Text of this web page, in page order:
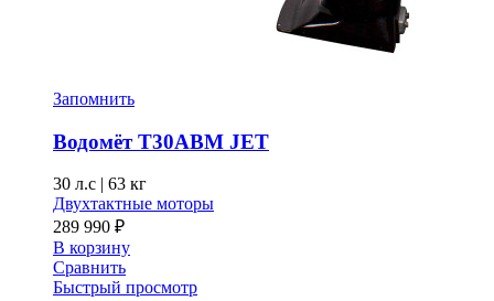
Запомнить
Водомёт T30ABM JET
30 л.с | 63 кг
Двухтактные моторы
289 990 ₽
В корзину
Сравнить
Быстрый просмотр